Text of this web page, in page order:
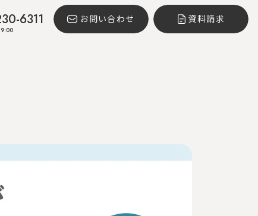
6311 お問い合わせ 資料請求